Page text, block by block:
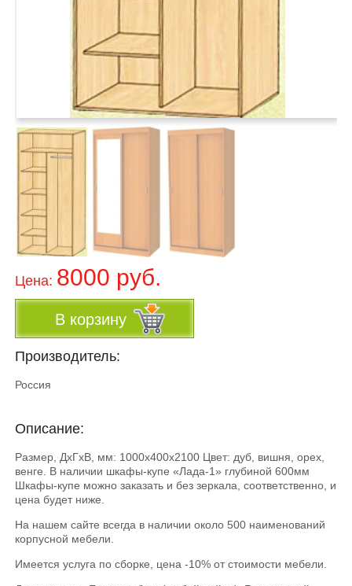
Цена: 8000 руб.
В корзину
Производитель:
Россия
Описание:
Размер, ДхГхВ, мм: 1000х400х2100 Цвет: дуб, вишня, орех,
венге. В наличии шкафы-купе «Лада-1» глубиной 600мм
Шкафы-купе можно заказать и без зеркала, соответственно, и
цена будет ниже.
На нашем сайте всегда в наличии около 500 наименований
корпусной мебели.
Имеется услуга по сборке, цена -10% от стоимости мебели.